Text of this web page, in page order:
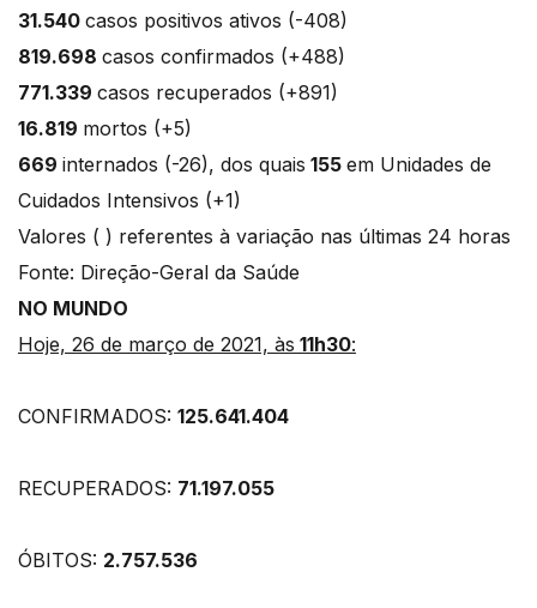
31.540 casos positivos ativos (-408)
819.698 casos confirmados (+488)
771.339 casos recuperados (+891)
16.819 mortos (+5)
669 internados (-26), dos quais 155 em Unidades de
Cuidados Intensivos (+1)
Valores ( ) referentes à variação nas últimas 24 horas
Fonte: Direção-Geral da Saúde
NO MUNDO
Hoje, 26 de março de 2021, às 11h30:
CONFIRMADOS: 125.641.404
RECUPERADOS: 71.197.055
ÓBITOS: 2.757.536